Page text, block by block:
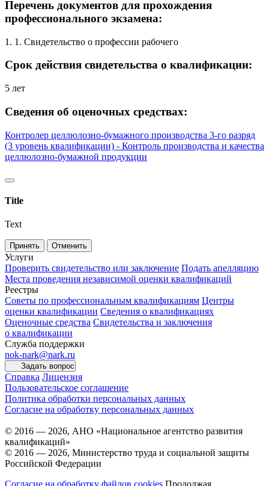
Перечень документов для прохождения
профессионального экзамена:
1. 1. Свидетельство о профессии рабочего
Срок действия свидетельства о квалификации:
5 лет
Сведения об оценочных средствах:
Контролер целлюлозно-бумажного производства 3-го разряд
(3 уровень квалификации) - Контроль производства и качества
целлюлозно-бумажной продукции
Title
Text
Принять Отменить
Услуги
Проверить свидетельство или заключение Подать апелляцию
Места проведения независимой оценки квалификаций
Реестры
Советы по профессиональным квалификациям Центры
оценки квалификации Сведения о квалификациях
Оценочные средства Свидетельства и заключения
о квалификации
Служба поддержки
nok-nark@nark.ru
Задать вопрос
Справка Лицензия
Пользовательское соглашение
Политика обработки персональных данных
Согласие на обработку персональных данных
© 2016 — 2026, АНО «Национальное агентство развития
квалификаций»
© 2016 — 2026, Министерство труда и социальной защиты
Российской Федерации
Согласие на обработку файлов cookies Продолжая